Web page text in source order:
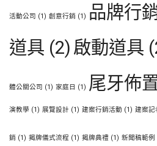
活動公司 (1) 創意行銷 (1) 品牌行
道具 (2) 啟動道具
體公關公司 (1) 家庭日 (1) 尾牙佈
演教學 (1) 展覽設計 (1) 建案行銷活動 (1) 建案記
銷 (1) 揭牌儀式流程 (1) 揭牌典禮 (1) 新聞稿範例